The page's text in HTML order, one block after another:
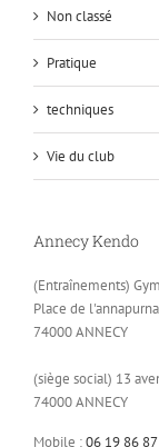
Non classé
Pratique
techniques
Vie du club
Annecy Kendo
(Entraînements)
Place de l'annapurna
74000 ANNECY
(siège social) 13
74000 ANNECY
Mobile :06 19 86